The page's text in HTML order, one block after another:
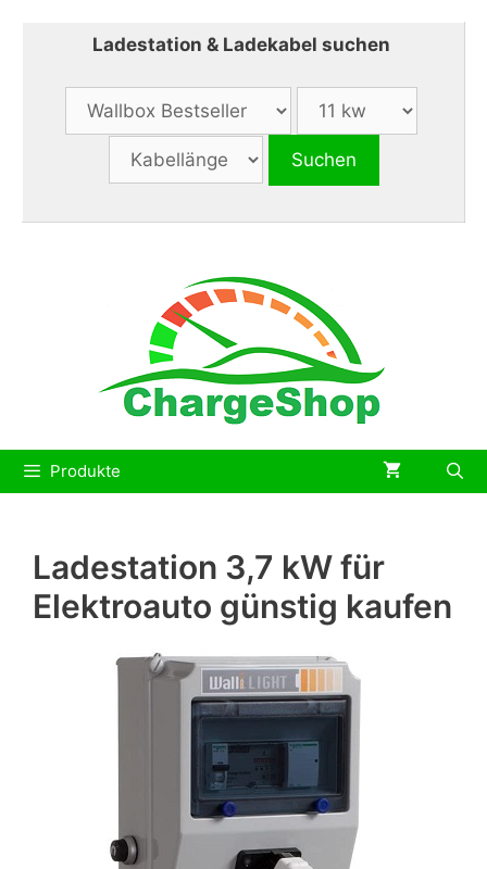
Ladestation & Ladekabel suchen
Produkte
Ladestation 3,7 kW für
Elektroauto günstig kaufen